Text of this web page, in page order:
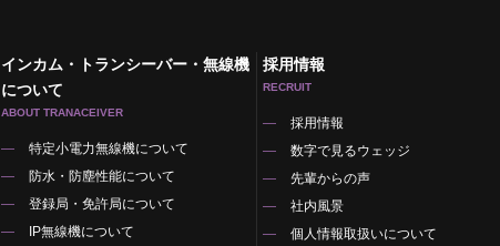
インカム・トランシーバー・無線機
について
ABOUT TRANACEIVER
特定小電力無線機について
防水・防塵性能について
登録局・免許局について
IP無線機について
採用情報
RECRUIT
採用情報
数字で見るウェッジ
先輩からの声
社内風景
個人情報取扱いについて